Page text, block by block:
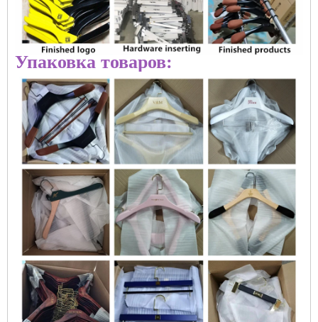
Упаковка товаров: